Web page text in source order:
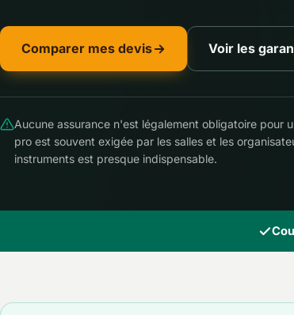
Comparer mes devis Voir les
Aucune assurance n'est légalement obligatoire pour
pro est souvent exigée par les salles et les
instruments est presque indispensable.